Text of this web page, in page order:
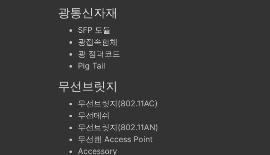
광통신자재
SFP 모듈
광접속함체
광 점퍼코드
Pig Tail
무선브릿지
무선브릿지(802.11AC)
무선메쉬
무선브릿지(802.11AN)
무선랜 Access Point
Accessory